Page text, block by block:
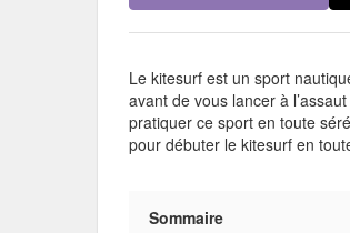
Le kitesurf est un sport
avant de vous lancer à
pratiquer ce sport en toute
pour débuter le kitesurf en
Sommaire